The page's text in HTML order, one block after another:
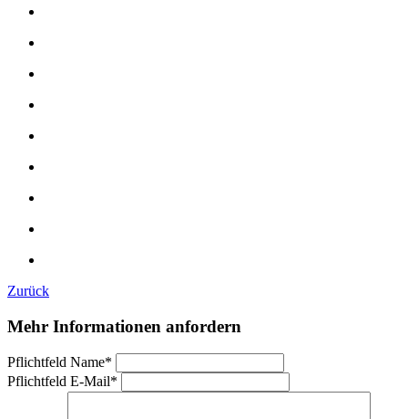
Zurück
Mehr Informationen anfordern
Pflichtfeld Name*
Pflichtfeld E-Mail*